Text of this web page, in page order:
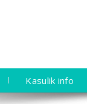
Kasulik info